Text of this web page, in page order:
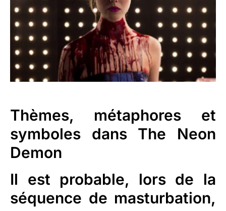
Thèmes, métaphores et
symboles dans The Neon
Demon
Il est probable, lors de la
séquence de masturbation,